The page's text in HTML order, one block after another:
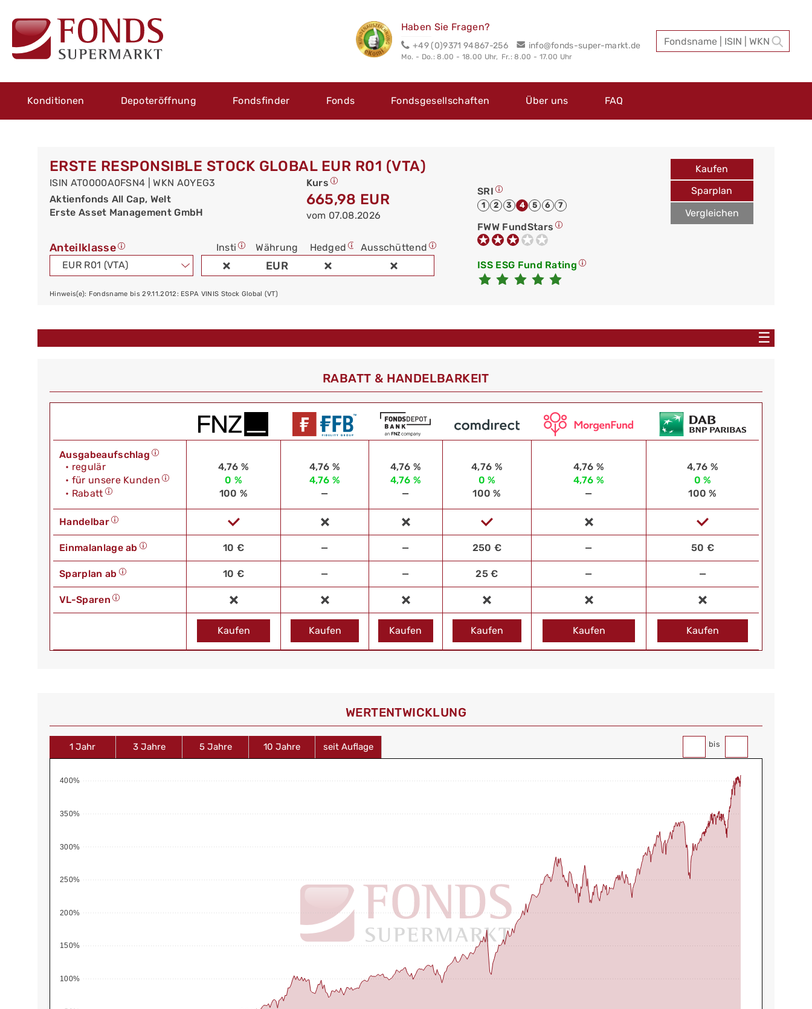
Haben Sie Fragen?
+49 (0)9371 94867-256 info@fonds-super-markt.de
Mo. - Do.: 8.00 - 18.00 Uhr, Fr.: 8.00 - 17.00 Uhr
Konditionen Depoteröffnung Fondsfinder Fonds Fondsgesellschaften Über uns FAQ
ERSTE RESPONSIBLE STOCK GLOBAL EUR R01 (VTA)
ISIN AT0000A0FSN4 | WKN A0YEG3
Aktienfonds All Cap, Welt
Erste Asset Management GmbH
Kurs
665,98 EUR
vom 07.08.2026
Anteilklasse Insti Währung Hedged
Ausschüttend
EUR R01 (VTA)
EUR
Hinweis(e): Fondsname bis 29.11.2012: ESPA VINIS Stock Global (VT)
SRI
1 2 3 4 5 6 7
FWW FundStars
ISS ESG Fund Rating
Kaufen
Sparplan
Vergleichen
☰
RABATT & HANDELBARKEIT
Ausgabeaufschlag
• regulär
4,76 % 4,76 % 4,76 % 4,76 % 4,76 %
4,76 %
• für unsere Kunden
0 % 4,76 % 4,76 % 0 % 4,76 %
0 %
• Rabatt
100 % — — 100 % — 100 %
Handelbar
Einmalanlage ab 10 € — — 250 € — 50 €
Sparplan ab 10 € — — 25 € — —
VL-Sparen
Kaufen Kaufen Kaufen Kaufen Kaufen Kaufen
WERT­ENTWICKLUNG
1 Jahr 3 Jahre 5 Jahre 10 Jahre seit Auflage bis
100%
150%
200%
250%
300%
350%
400%